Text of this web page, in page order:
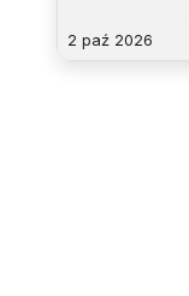
2 paź 2026